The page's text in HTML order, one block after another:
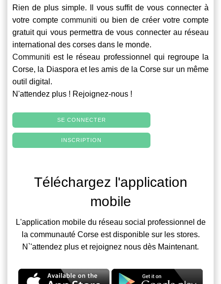
Rien de plus simple. Il vous suffit de vous connecter à
votre compte communiti ou bien de créer votre compte
gratuit qui vous permettra de vous connecter au réseau
international des corses dans le monde.
Communiti est le réseau professionnel qui regroupe la
Corse, la Diaspora et les amis de la Corse sur un même
outil digital.
N'attendez plus ! Rejoignez-nous !
SE CONNECTER
INSCRIPTION
Téléchargez l'application
mobile
L'application mobile du réseau social professionnel de
la communauté Corse est disponible sur les stores.
N`'attendez plus et rejoignez nous dès Maintenant.